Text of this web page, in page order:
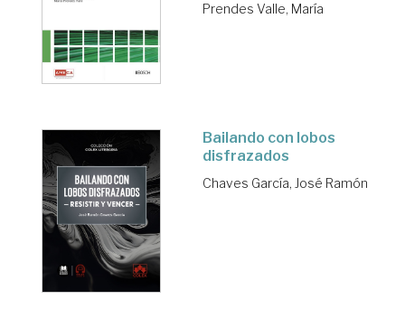
Prendes Valle, María
Bailando con lobos
disfrazados
Chaves García, José Ramón